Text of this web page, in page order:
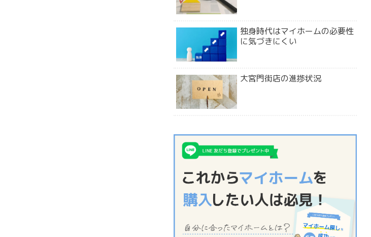
独身時代はマイホームの必要性
に気づきにくい
大宮門街店の進捗状況